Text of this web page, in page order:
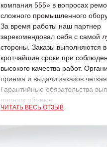
компания 555» в вопросах
сложного промышленного
За время работы наш партнер
зарекомендовал себя с самой
стороны. Заказы выполняются в
кротчайшие сроки при
высокого качества работ.
приема и выдачи заказов четкая.
Гарантийные обязательства
полном объеме.
ЧИТАТЬ ВЕСЬ ОТЗЫВ